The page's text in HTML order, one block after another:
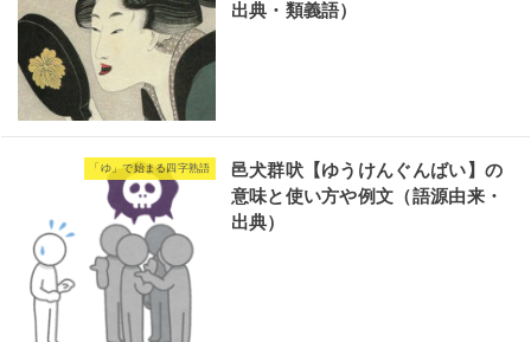
出典・類義語）
「ゆ」で始まる四字熟語
邑犬群吠【ゆうけんぐんばい】の
意味と使い方や例文（語源由来・
出典）